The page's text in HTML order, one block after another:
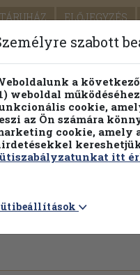
ELŐJEGYZÉS
PILLANATNYI ÁRAINK
szabott
a
weboldal
cookie,
az Ön számára
cookie, amely
itt